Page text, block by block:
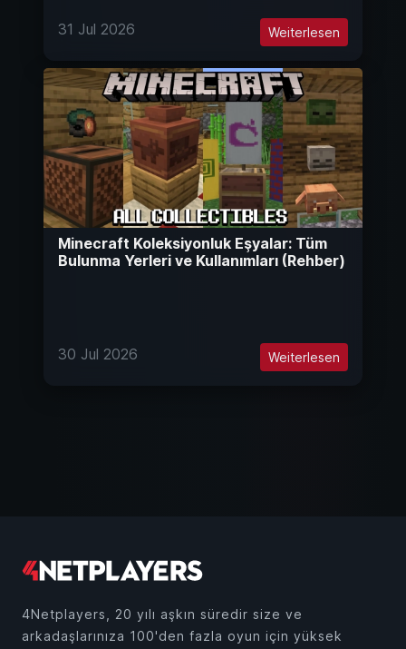
31 Jul 2026 Weiterlesen
Minecraft Koleksiyonluk Eşyalar: Tüm
Bulunma Yerleri ve Kullanımları (Rehber)
30 Jul 2026 Weiterlesen
4Netplayers, 20 yılı aşkın süredir size ve
arkadaşlarınıza 100'den fazla oyun için yüksek